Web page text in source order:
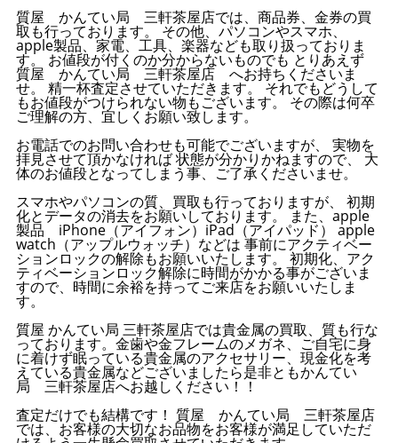
質屋 かんてい局 三軒茶屋店では、商品券、金券の買
取も行っております。 その他、パソコンやスマホ、
apple製品、家電、工具、楽器なども取り扱っておりま
す。 お値段が付くのか分からないものでも とりあえず
質屋 かんてい局 三軒茶屋店 へお持ちくださいま
せ。 精一杯査定させていただきます。 それでもどうして
もお値段がつけられない物もございます。 その際は何卒
ご理解の方、宜しくお願い致します。
お電話でのお問い合わせも可能でございますが、 実物を
拝見させて頂かなければ 状態が分かりかねますので、 大
体のお値段となってしまう事、ご了承くださいませ。
スマホやパソコンの質、買取も行っておりますが、 初期
化とデータの消去をお願いしております。 また、apple
製品 iPhone（アイフォン）iPad（アイパッド） apple
watch（アップルウォッチ）などは 事前にアクティベー
ションロックの解除もお願いいたします。 初期化、アク
ティベーションロック解除に時間がかかる事がございま
すので、時間に余裕を持ってご来店をお願いいたしま
す。
質屋 かんてい局 三軒茶屋店では貴金属の買取、質も行な
っております。金歯や金フレームのメガネ、ご自宅に身
に着けず眠っている貴金属のアクセサリー、現金化を考
えている貴金属などございましたら是非ともかんてい
局 三軒茶屋店へお越しください！！
査定だけでも結構です！ 質屋 かんてい局 三軒茶屋店
では、お客様の大切なお品物をお客様が満足していただ